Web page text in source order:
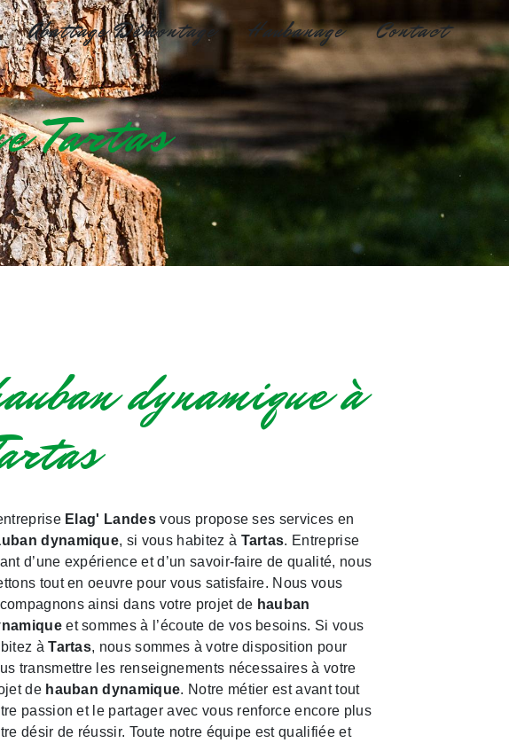
Abattage Démontage Haubanage Contact
Tartas
dynamique à
Elag' Landes vous propose ses services en
dynamique, si vous habitez à Tartas. Entreprise
d’une expérience et d’un savoir-faire de qualité, nous
tout en oeuvre pour vous satisfaire. Nous vous
ainsi dans votre projet de hauban
et sommes à l’écoute de vos besoins. Si vous
àTartas, nous sommes à votre disposition pour
transmettre les renseignements nécessaires à votre
de hauban dynamique. Notre métier est avant tout
passion et le partager avec vous renforce encore plus
désir de réussir. Toute notre équipe est qualifiée et